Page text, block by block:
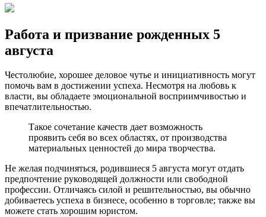
Работа и призвание рожденных 5
августа
Честолюбие, хорошее деловое чутье и инициативность могут
помочь вам в достижении успеха. Несмотря на любовь к
власти, вы обладаете эмоциональной восприимчивостью и
впечатлительностью.
Такое сочетание качеств дает возможность
проявить себя во всех областях, от производства
материальных ценностей до мира творчества.
Не желая подчиняться, родившиеся 5 августа могут отдать
предпочтение руководящей должности или свободной
профессии. Отличаясь силой и решительностью, вы обычно
добиваетесь успеха в бизнесе, особенно в торговле; также вы
можете стать хорошим юристом.